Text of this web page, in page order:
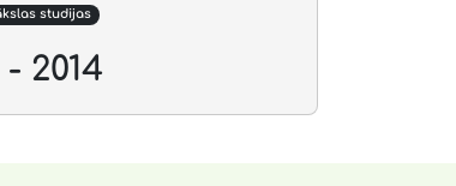
studijas
- 2014